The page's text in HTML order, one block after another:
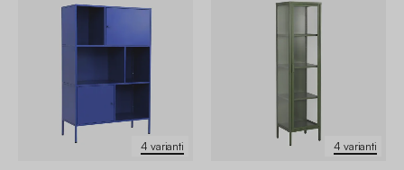
4 varianti 4 varianti